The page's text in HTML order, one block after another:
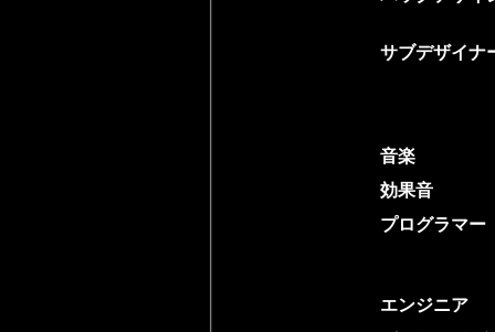
サブデザイナ
音楽
効果音
プログラマー
エンジニア